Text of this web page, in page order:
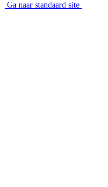
Ga naar standaard site